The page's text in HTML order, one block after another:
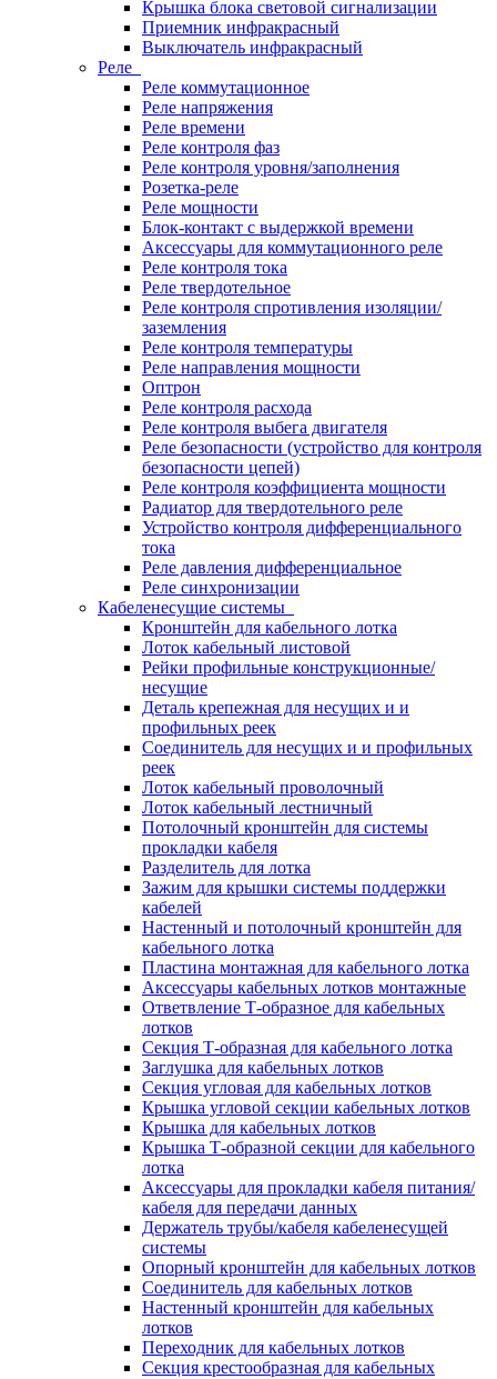
Крышка блока световой сигнализации
Приемник инфракрасный
Выключатель инфракрасный
Реле
Реле коммутационное
Реле напряжения
Реле времени
Реле контроля фаз
Реле контроля уровня/заполнения
Розетка-реле
Реле мощности
Блок-контакт с выдержкой времени
Аксессуары для коммутационного реле
Реле контроля тока
Реле твердотельное
Реле контроля спротивления изоляции/
заземления
Реле контроля температуры
Реле направления мощности
Оптрон
Реле контроля расхода
Реле контроля выбега двигателя
Реле безопасности (устройство для контроля
безопасности цепей)
Реле контроля коэффициента мощности
Радиатор для твердотельного реле
Устройство контроля дифференциального
тока
Реле давления дифференциальное
Реле синхронизации
Кабеленесущие системы
Кронштейн для кабельного лотка
Лоток кабельный листовой
Рейки профильные конструкционные/
несущие
Деталь крепежная для несущих и и
профильных реек
Соединитель для несущих и и профильных
реек
Лоток кабельный проволочный
Лоток кабельный лестничный
Потолочный кронштейн для системы
прокладки кабеля
Разделитель для лотка
Зажим для крышки системы поддержки
кабелей
Настенный и потолочный кронштейн для
кабельного лотка
Пластина монтажная для кабельного лотка
Аксессуары кабельных лотков монтажные
Ответвление Т-образное для кабельных
лотков
Секция Т-образная для кабельного лотка
Заглушка для кабельных лотков
Секция угловая для кабельных лотков
Крышка угловой секции кабельных лотков
Крышка для кабельных лотков
Крышка Т-образной секции для кабельного
лотка
Аксессуары для прокладки кабеля питания/
кабеля для передачи данных
Держатель трубы/кабеля кабеленесущей
системы
Опорный кронштейн для кабельных лотков
Соединитель для кабельных лотков
Настенный кронштейн для кабельных
лотков
Переходник для кабельных лотков
Секция крестообразная для кабельных